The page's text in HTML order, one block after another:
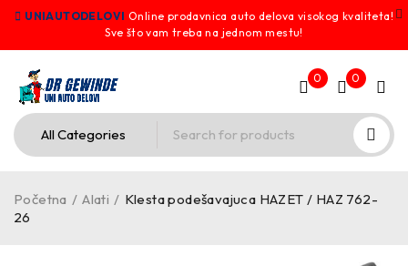
UNIAUTODELOVI Online prodavnica auto delova visokog kvaliteta!
Sve što vam treba na jednom mestu!
0 0
Početna / Alati / Klesta podešavajuca HAZET / HAZ 762-
26